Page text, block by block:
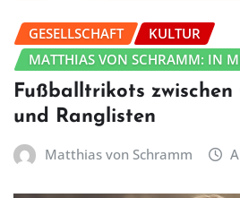
GESELLSCHAFT
KULTUR
MATTHIAS VON SCHRAMM: IN
Fußballtrikots
und Ranglisten
Matthias von Schramm